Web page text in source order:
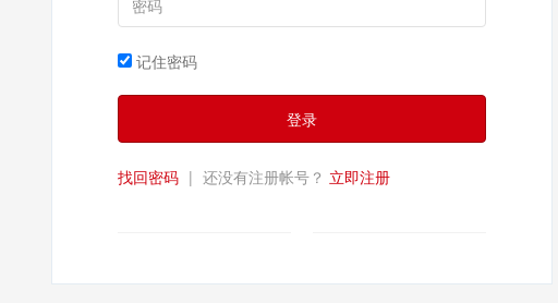
记住密码
登录
找回密码 | 还没有注册帐号？ 立即注册